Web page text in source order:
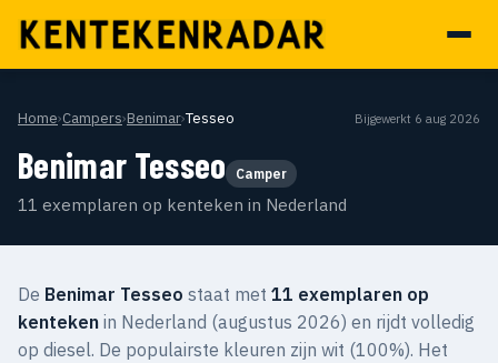
Home›Campers›Benimar›Tesseo Bijgewerkt 6 aug 2026
Benimar Tesseo Camper
11 exemplaren op kenteken in Nederland
De Benimar Tesseo staat met 11 exemplaren op
kenteken in Nederland (augustus 2026) en rijdt volledig
op diesel. De populairste kleuren zijn wit (100%). Het